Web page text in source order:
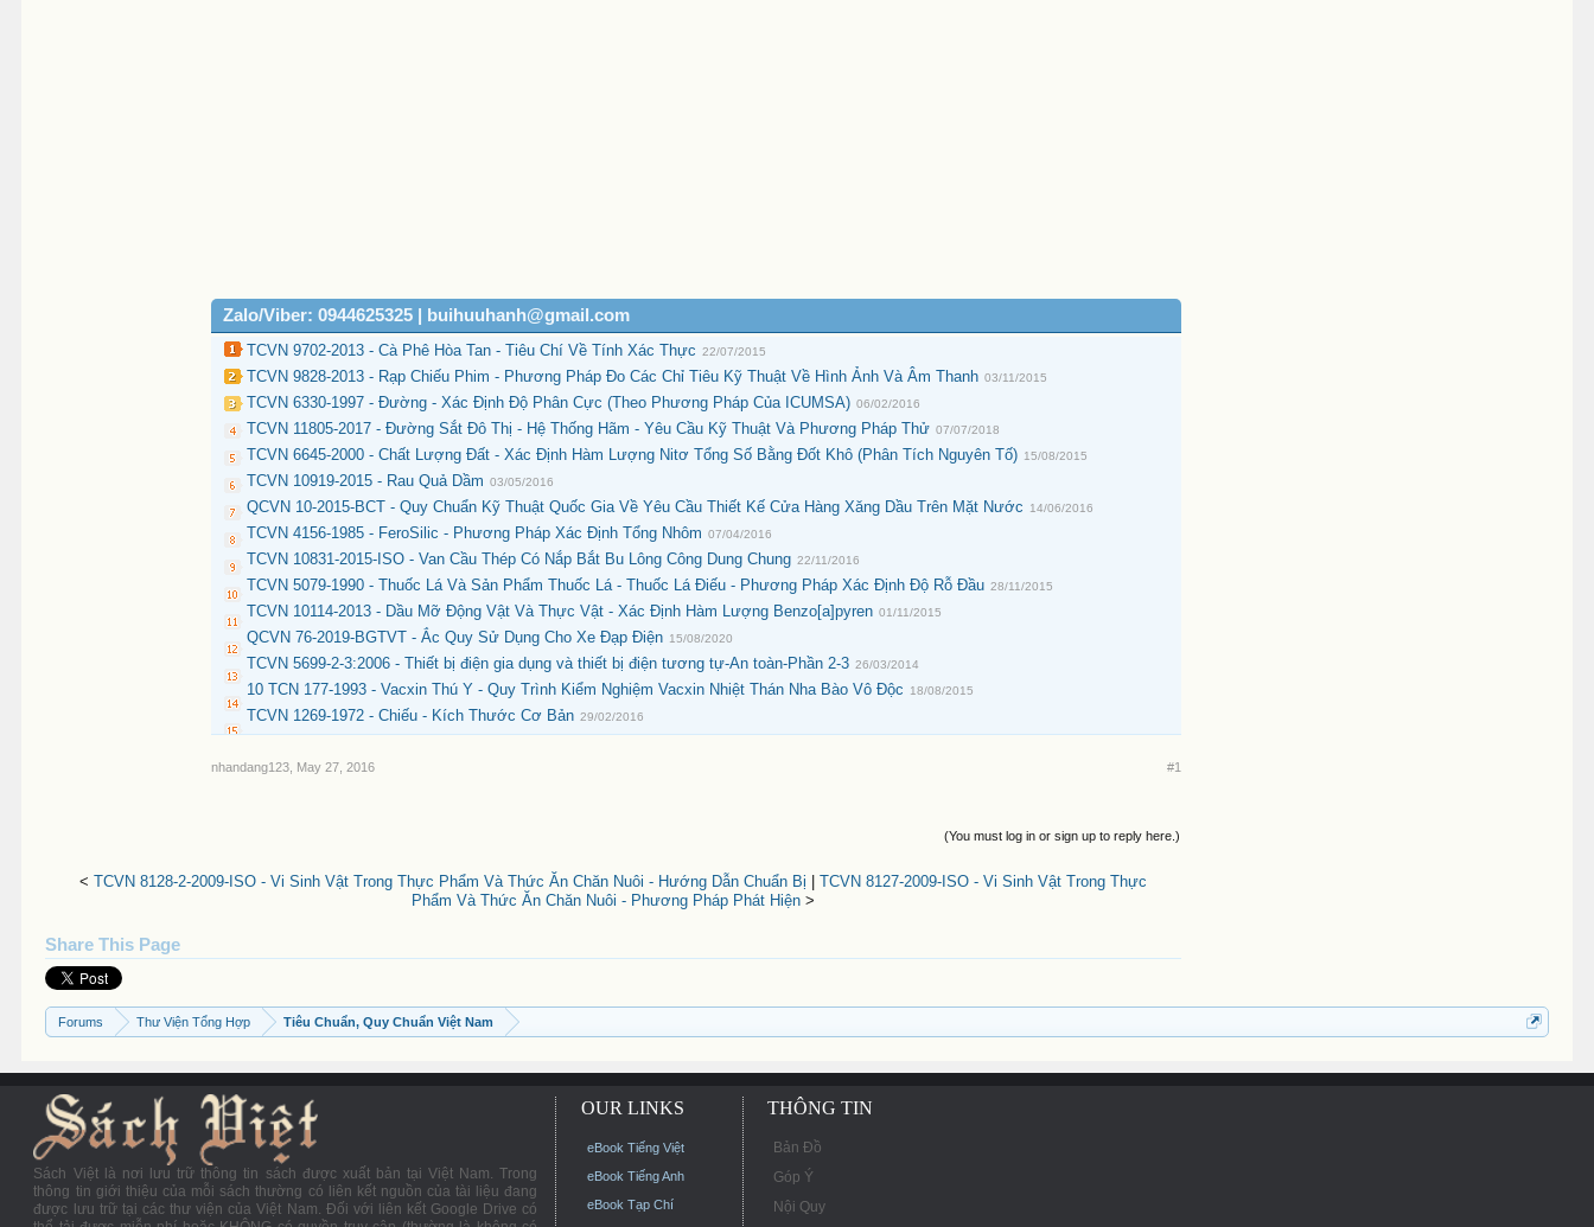
Zalo/Viber: 0944625325 | buihuuhanh@gmail.com
TCVN 9702-2013 - Cà Phê Hòa Tan - Tiêu Chí Về Tính Xác Thực 22/07/2015
TCVN 9828-2013 - Rạp Chiếu Phim - Phương Pháp Đo Các Chỉ Tiêu Kỹ Thuật Về Hình Ảnh Và Âm Thanh 03/11/2015
TCVN 6330-1997 - Đường - Xác Định Độ Phân Cực (Theo Phương Pháp Của ICUMSA) 06/02/2016
TCVN 11805-2017 - Đường Sắt Đô Thị - Hệ Thống Hãm - Yêu Cầu Kỹ Thuật Và Phương Pháp Thử 07/07/2018
TCVN 6645-2000 - Chất Lượng Đất - Xác Định Hàm Lượng Nitơ Tổng Số Bằng Đốt Khô (Phân Tích Nguyên Tố) 15/08/2015
TCVN 10919-2015 - Rau Quả Dầm 03/05/2016
QCVN 10-2015-BCT - Quy Chuẩn Kỹ Thuật Quốc Gia Về Yêu Cầu Thiết Kế Cửa Hàng Xăng Dầu Trên Mặt Nước 14/06/2016
TCVN 4156-1985 - FeroSilic - Phương Pháp Xác Định Tổng Nhôm 07/04/2016
TCVN 10831-2015-ISO - Van Cầu Thép Có Nắp Bắt Bu Lông Công Dung Chung 22/11/2016
TCVN 5079-1990 - Thuốc Lá Và Sản Phẩm Thuốc Lá - Thuốc Lá Điếu - Phương Pháp Xác Định Độ Rỗ Đầu 28/11/2015
TCVN 10114-2013 - Dầu Mỡ Động Vật Và Thực Vật - Xác Định Hàm Lượng Benzo[a]pyren 01/11/2015
QCVN 76-2019-BGTVT - Ắc Quy Sử Dụng Cho Xe Đạp Điện 15/08/2020
TCVN 5699-2-3:2006 - Thiết bị điện gia dụng và thiết bị điện tương tự-An toàn-Phần 2-3 26/03/2014
10 TCN 177-1993 - Vacxin Thú Y - Quy Trình Kiểm Nghiệm Vacxin Nhiệt Thán Nha Bào Vô Độc 18/08/2015
TCVN 1269-1972 - Chiếu - Kích Thước Cơ Bản 29/02/2016
nhandang123 May 27, 2016 #1
(You must log in or sign up to reply here.)
< TCVN 8128-2-2009-ISO - Vi Sinh Vật Trong Thực Phẩm Và Thức Ăn Chăn Nuôi - Hướng Dẫn Chuẩn Bị
TCVN 8127-2009-ISO - Vi Sinh Vật Trong Thực
Phẩm Và Thức Ăn Chăn Nuôi - Phương Pháp Phát Hiện >
Share This Page
Forums Thư Viện Tổng Hợp Tiêu Chuẩn, Quy Chuẩn Việt Nam
Sách Việt là nơi lưu trữ thông tin sách được xuất bản tại Việt Nam. Trong
thông tin giới thiệu của mỗi sách thường có liên kết nguồn của tài liệu đang
được lưu trữ tại các thư viện của Việt Nam. Đối với liên kết Google Drive có
OUR LINKS
eBook Tiếng Việt
eBook Tiếng Anh
eBook Tạp Chí
THÔNG TIN
Bản Đồ
Góp Ý
Nội Quy